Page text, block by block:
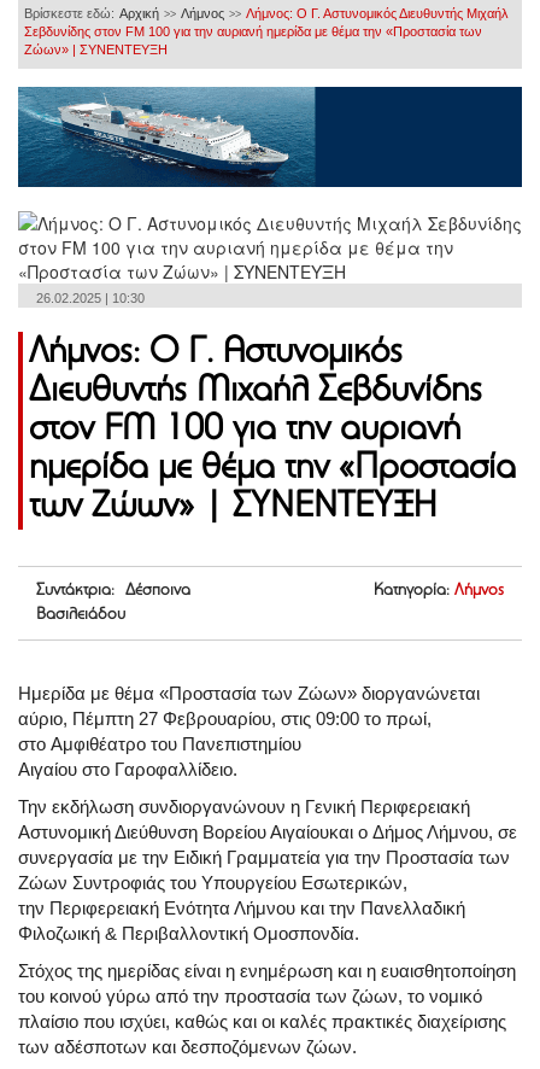
Βρίσκεστε εδώ: Αρχική >> Λήμνος >> Λήμνος: Ο Γ. Αστυνομικός Διευθυντής Μιχαήλ
Σεβδυνίδης στον FM 100 για την αυριανή ημερίδα με θέμα την «Προστασία των
Ζώων» | ΣΥΝΕΝΤΕΥΞΗ
26.02.2025 | 10:30
Λήμνος: Ο Γ. Αστυνομικός
Διευθυντής Μιχαήλ Σεβδυνίδης
στον FM 100 για την αυριανή
ημερίδα με θέμα την «Προστασία
των Ζώων» | ΣΥΝΕΝΤΕΥΞΗ
Συντάκτρια: Δέσποινα
Βασιλειάδου
Κατηγορία: Λήμνος
Ημερίδα με θέμα «Προστασία των Ζώων» διοργανώνεται
αύριο, Πέμπτη 27 Φεβρουαρίου, στις 09:00 το πρωί,
στο Αμφιθέατρο του Πανεπιστημίου
Αιγαίου στο Γαροφαλλίδειο.
Την εκδήλωση συνδιοργανώνουν η Γενική Περιφερειακή
Αστυνομική Διεύθυνση Βορείου Αιγαίουκαι ο Δήμος Λήμνου, σε
συνεργασία με την Ειδική Γραμματεία για την Προστασία των
Ζώων Συντροφιάς του Υπουργείου Εσωτερικών,
την Περιφερειακή Ενότητα Λήμνου και την Πανελλαδική
Φιλοζωική & Περιβαλλοντική Ομοσπονδία.
Στόχος της ημερίδας είναι η ενημέρωση και η ευαισθητοποίηση
του κοινού γύρω από την προστασία των ζώων, το νομικό
πλαίσιο που ισχύει, καθώς και οι καλές πρακτικές διαχείρισης
των αδέσποτων και δεσποζόμενων ζώων.